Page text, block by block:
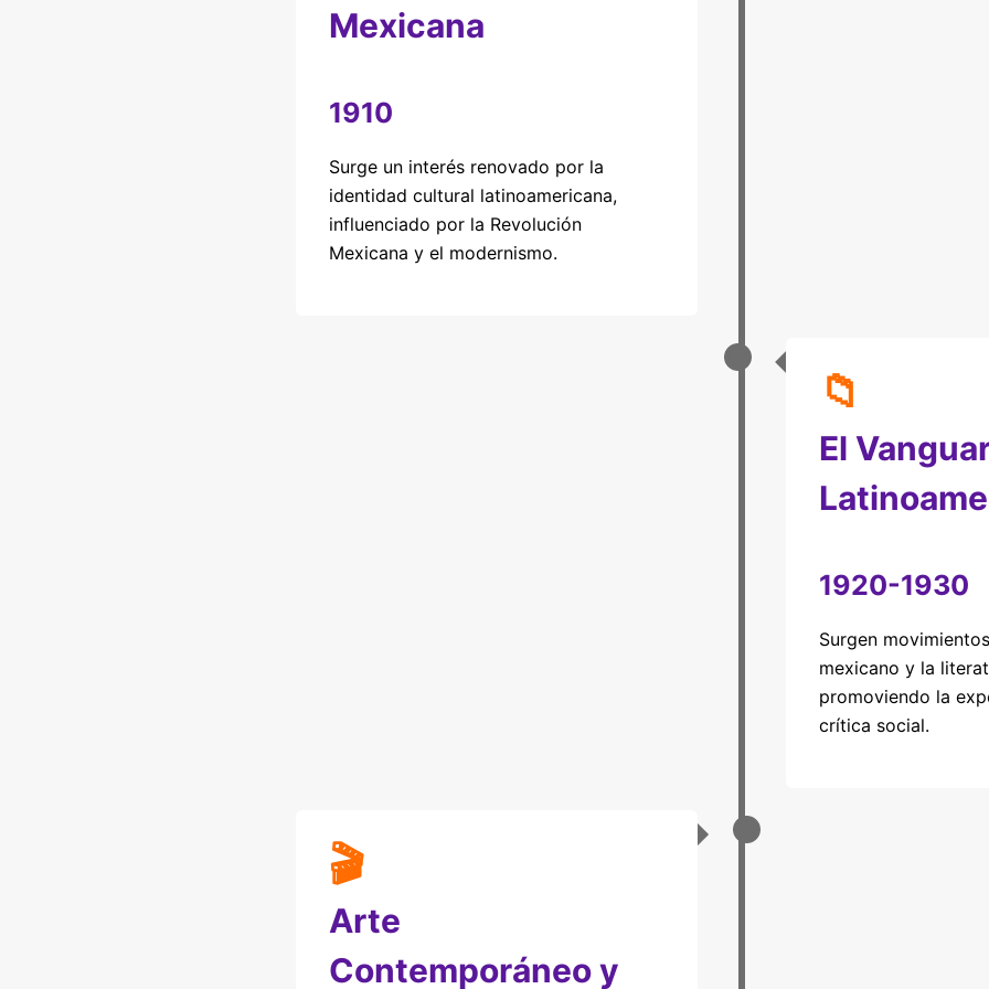
Mexicana
1910
Surge un interés renovado por la
identidad cultural latinoamericana,
influenciado por la Revolución
Mexicana y el modernismo.
📁
El
1920-1930
Surgen
mexicano y la
promoviendo la
crítica social.
🎬
Arte
Contemporáneo y